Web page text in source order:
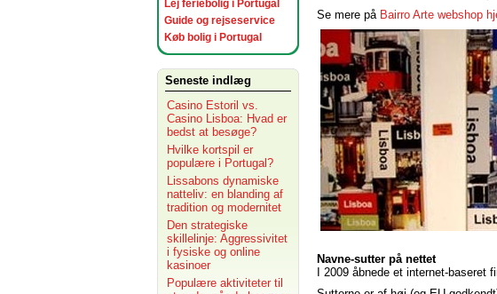
Lej feriebolig i Portugal
Guide og rejseservice
Køb bolig i Portugal
Seneste indlæg
Casino Estoril vs.
Casino Lisboa: Hvad er
bedst at besøge?
Hvilke kortspil er
populære i Portugal?
Lissabons dynamiske
natteliv: en blanding af
tradition og modernitet
Den strategiske
skillelinje: Aggressivitet
i fysiske og online
kasinoer
Populære aktiviteter til
Se mere på Bairro Arte webshop
Navne-sutter på nettet
I 2009 åbnede et internet-baseret